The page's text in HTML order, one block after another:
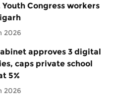
Youth Congress workers
2026
approves 3 digital
caps private school
5%
2026